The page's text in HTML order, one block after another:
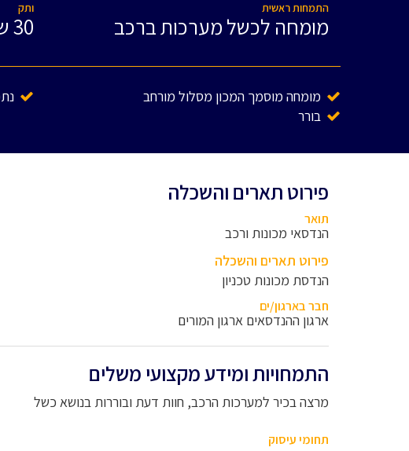
התמחות ראשית
מומחה לכשל מערכות ברכב
ותק
30 שנים
מומחה מוסמך המכון מסלול מורחב
בורר
פירוט תארים והשכלה
תואר
הנדסאי מכונות ורכב
פירוט תארים והשכלה
הנדסת מכונות טכניון
חבר בארגון/ים
ארגון ההנדסאים ארגון המורים
התמחויות ומידע מקצועי משלים
מרצה בכיר למערכות הרכב, חוות דעת ובוררות בנושא כשל
תחומי עיסוק